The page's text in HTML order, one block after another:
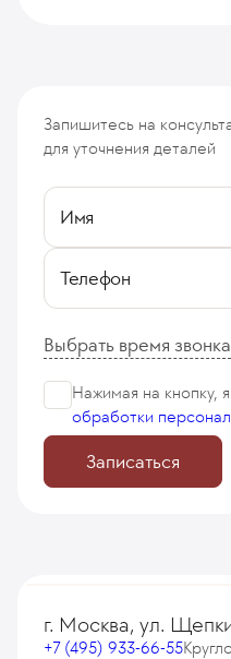
Запишитесь на
для уточнения деталей
Имя
Телефон
Выбрать время звонка
Нажимая на кнопку,
обработки
Записаться
г. Москва, ул.
+7 (495) 933-66-55